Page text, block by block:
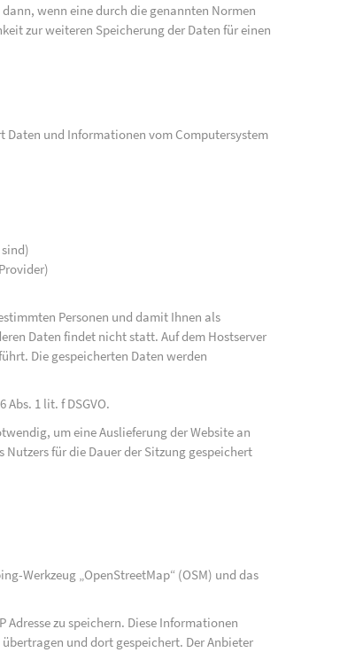
wenn eine durch die genannten Normen
zur weiteren Speicherung der Daten für einen
Daten und Informationen vom Computersystem
Personen und damit Ihnen als
Daten findet nicht statt. Auf dem Hostserver
Die gespeicherten Daten werden
1 lit. f DSGVO.
um eine Auslieferung der Website an
Nutzers für die Dauer der Sitzung gespeichert
Werkzeug „OpenStreetMap“ (OSM) und das
zu speichern. Diese Informationen
und dort gespeichert. Der Anbieter